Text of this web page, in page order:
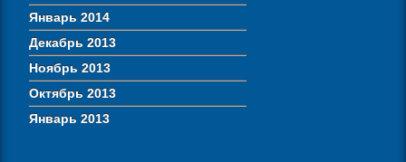
Январь 2014
Декабрь 2013
Ноябрь 2013
Октябрь 2013
Январь 2013